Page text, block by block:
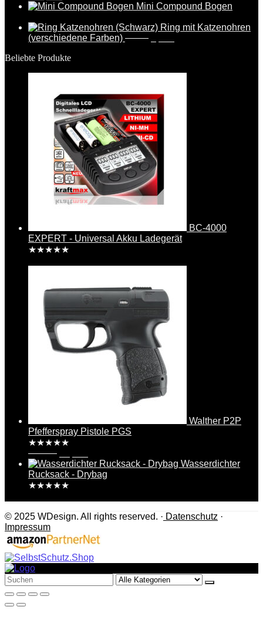
Mini Compound Bogen
Ring mit Katzenohren
(verschiedene Farben) 6,99€
Beliebte Produkte
BC-4000
EXPERT - Universal Akku Ladegerät
★★★★★
Walther P2P
Pfefferspray Pistole PGS
★★★★★
49,95€
Wasserdichter
Rucksack - Drybag
★★★★★
© 2025 WDesign. All rights reserved. · Datenschutz ·
Impressum